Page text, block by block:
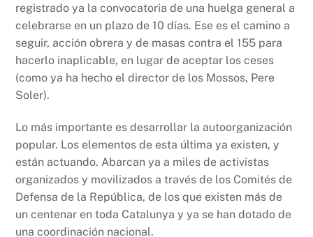
registrado ya la convocatoria de una huelga general a
celebrarse en un plazo de 10 días. Ese es el camino a
seguir, acción obrera y de masas contra el 155 para
hacerlo inaplicable, en lugar de aceptar los ceses
(como ya ha hecho el director de los Mossos, Pere
Soler).
Lo más importante es desarrollar la autoorganización
popular. Los elementos de esta última ya existen, y
están actuando. Abarcan ya a miles de activistas
organizados y movilizados a través de los Comités de
Defensa de la República, de los que existen más de
un centenar en toda Catalunya y ya se han dotado de
una coordinación nacional.